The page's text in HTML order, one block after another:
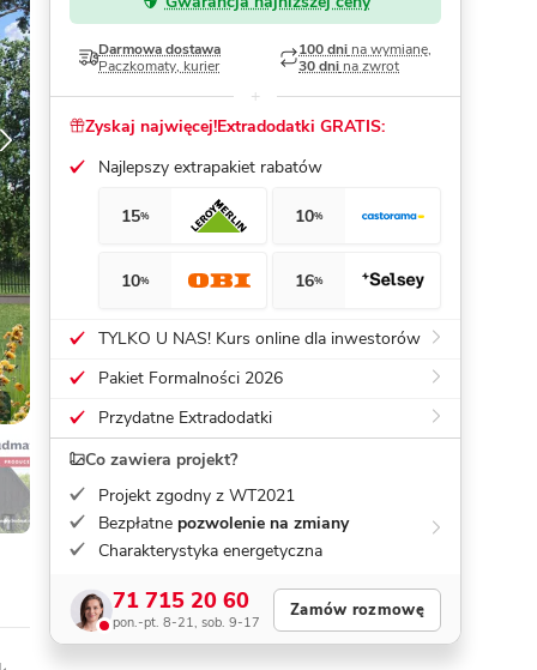
Dom pasywny- co to znaczy
Darmowa dostawa
Paczkomaty, kurier
100 dni na wymianę,
30 dni na zwrot
Zyskaj najwięcej!Extradodatki GRATIS:
Najlepszy extrapakiet rabatów
15% 10%
10% 16%
TYLKO U NAS! Kurs online dla inwestorów
Pakiet Formalności 2026
Przydatne Extradodatki
Co zawiera projekt?
Projekt zgodny z WT2021
Bezpłatne pozwolenie na zmiany
Charakterystyka energetyczna
71 715 20 60
pon.-pt. 8-21, sob. 9-17
Zamów rozmowę